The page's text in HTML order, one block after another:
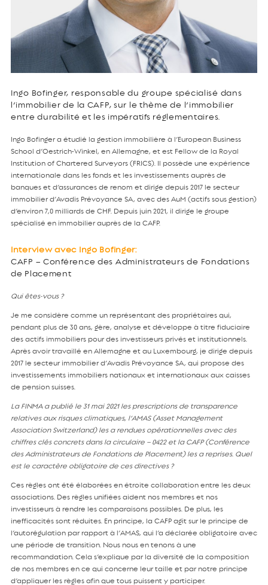
Ingo Bofinger, responsable du groupe spécialisé dans
l’immobilier de la CAFP, sur le thème de l’immobilier
entre durabilité et les impératifs réglementaires.
Ingo Bofinger a étudié la gestion immobilière à l’European Business
School d’Oestrich-Winkel, en Allemagne, et est Fellow de la Royal
Institution of Chartered Surveyors (FRICS). Il possède une expérience
internationale dans les fonds et les investissements auprès de
banques et d’assurances de renom et dirige depuis 2017 le secteur
immobilier d’Avadis Prévoyance SA, avec des AuM (actifs sous gestion)
d’environ 7,0 milliards de CHF. Depuis juin 2021, il dirige le groupe
spécialisé en immobilier auprès de la CAFP.
Interview avec Ingo Bofinger:
CAFP – Conférence des Administrateurs de Fondations
de Placement
Qui êtes-vous ?
Je me considère comme un représentant des propriétaires qui,
pendant plus de 30 ans, gère, analyse et développe à titre fiduciaire
des actifs immobiliers pour des investisseurs privés et institutionnels.
Après avoir travaillé en Allemagne et au Luxembourg, je dirige depuis
2017 le secteur immobilier d’Avadis Prévoyance SA, qui propose des
investissements immobiliers nationaux et internationaux aux caisses
de pension suisses.
La FINMA a publié le 31 mai 2021 les prescriptions de transparence
relatives aux risques climatiques, l’AMAS (Asset Management
Association Switzerland) les a rendues opérationnelles avec des
chiffres clés concrets dans la circulaire – 0422 et la CAFP (Conférence
des Administrateurs de Fondations de Placement) les a reprises. Quel
est le caractère obligatoire de ces directives ?
Ces règles ont été élaborées en étroite collaboration entre les deux
associations. Des règles unifiées aident nos membres et nos
investisseurs à rendre les comparaisons possibles. De plus, les
inefficacités sont réduites. En principe, la CAFP agit sur le principe de
l’autorégulation par rapport à l’AMAS, qui l’a déclarée obligatoire avec
une période de transition. Nous nous en tenons à une
recommandation. Cela s’explique par la diversité de la composition
de nos membres en ce qui concerne leur taille et par notre principe
d’appliquer les règles afin que tous puissent y participer.